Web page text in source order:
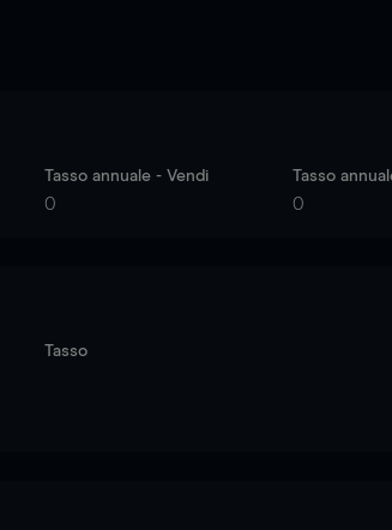
Tasso annuale - Vendi
0
Tasso
0
Tasso